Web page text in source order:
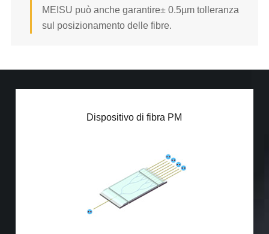
MEISU può anche garantire± 0.5µm tolleranza
sul posizionamento delle fibre.
LESEN SIE MEHR
Dispositivo di fibra PM
PM array di fibre
Mini PM Copper (50:50)
Mini PM Copper (5:95)